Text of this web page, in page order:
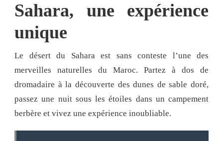
Sahara, une expérience
unique
Le désert du Sahara est sans conteste l’une des
merveilles naturelles du Maroc. Partez à dos de
dromadaire à la découverte des dunes de sable doré,
passez une nuit sous les étoiles dans un campement
berbère et vivez une expérience inoubliable.